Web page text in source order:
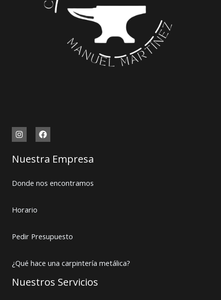
Nuestra Empresa
Donde nos encontramos
Horario
Pedir Presupuesto
¿Qué hace una carpintería metálica?
Nuestros Servicios